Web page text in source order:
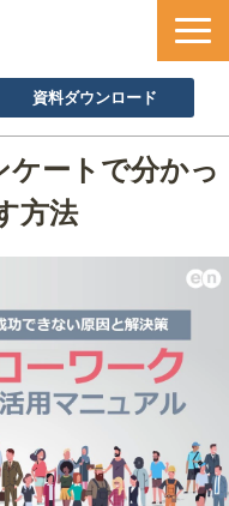
資料ダウンロード
ケートで分かっ
方法